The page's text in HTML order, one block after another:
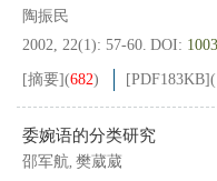
陶振民
2002, 22(1): 57-60. DOI:
[摘要](682) [PDF183KB](
委婉语的分类研究
邵军航, 樊葳葳